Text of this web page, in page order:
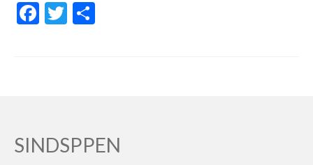
Facebook
Twitter
SINDSPPEN